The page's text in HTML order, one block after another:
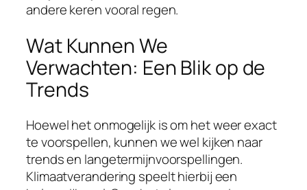
andere keren vooral regen.
Wat Kunnen We
Verwachten: Een Blik op de
Trends
Hoewel het onmogelijk is om het weer exact
te voorspellen, kunnen we wel kijken naar
trends en langetermijnvoorspellingen.
Klimaatverandering speelt hierbij een